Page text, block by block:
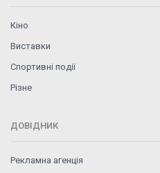
Кіно
Виставки
Спортивні події
Різне
ДОВІДНИК
Рекламна агенція